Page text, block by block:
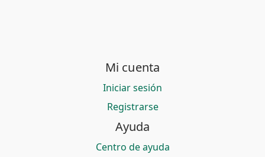
Mi cuenta
Iniciar sesión
Registrarse
Ayuda
Centro de ayuda